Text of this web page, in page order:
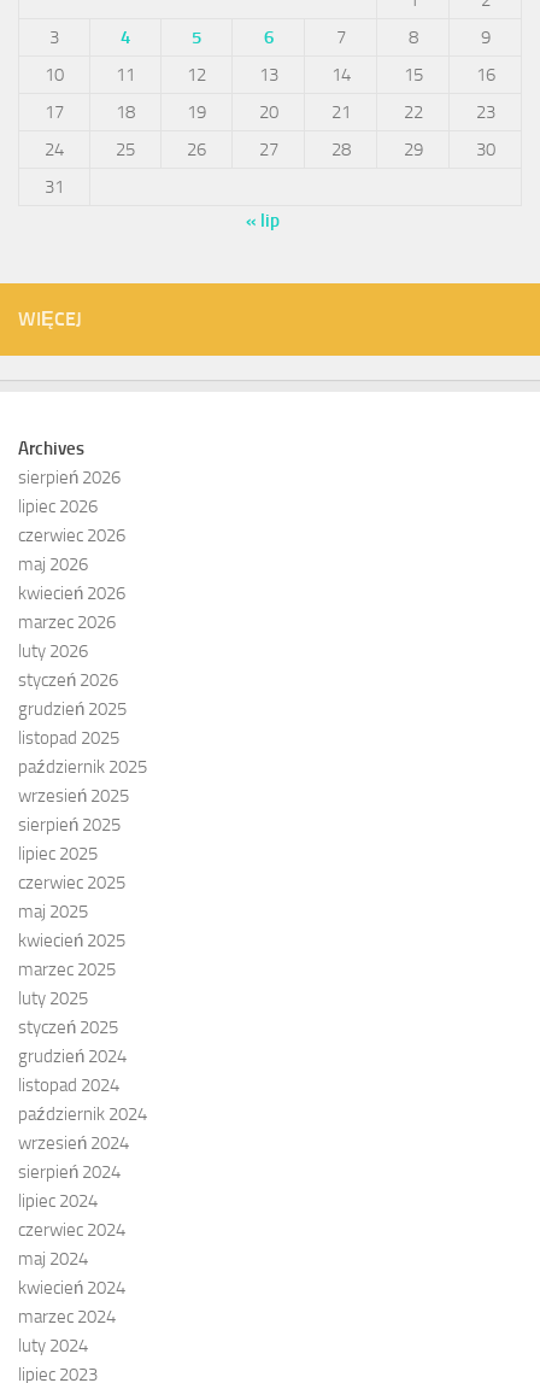
3
4 5 6 7 8
9
10
11 12 13 14 15
16
17
18 19 20 21 22
23
24
25 26 27 28 29
30
31
« lip
WIĘCEJ
Archives
sierpień 2026
lipiec 2026
czerwiec 2026
maj 2026
kwiecień 2026
marzec 2026
luty 2026
styczeń 2026
grudzień 2025
listopad 2025
październik 2025
wrzesień 2025
sierpień 2025
lipiec 2025
czerwiec 2025
maj 2025
kwiecień 2025
marzec 2025
luty 2025
styczeń 2025
grudzień 2024
listopad 2024
październik 2024
wrzesień 2024
sierpień 2024
lipiec 2024
czerwiec 2024
maj 2024
kwiecień 2024
marzec 2024
luty 2024
lipiec 2023